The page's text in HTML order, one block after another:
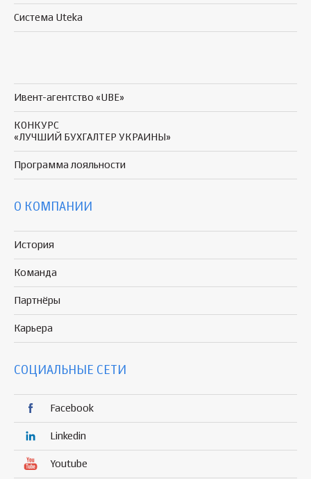
Система Uteka
Ивент-агентство «UBE»
КОНКУРС
«ЛУЧШИЙ БУХГАЛТЕР УКРАИНЫ»
Программа лояльности
О КОМПАНИИ
История
Команда
Партнёры
Карьера
СОЦИАЛЬНЫЕ СЕТИ
Facebook
Linkedin
Youtube